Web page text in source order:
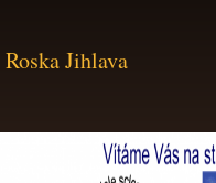
Roska Jihlava